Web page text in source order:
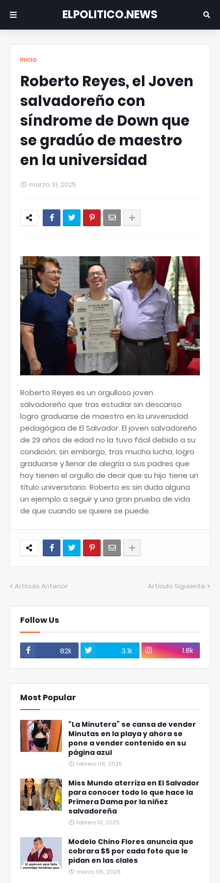
ELPOLITICO.NEWS
Inicio
Roberto Reyes, el Joven
salvadoreño con
síndrome de Down que
se gradúo de maestro
en la universidad
marzo 31, 2025
Roberto Reyes es un orgulloso joven
salvadoreño que tras estudiar sin descanso
logro graduarse de maestro en la universidad
pedagógica de El Salvador. El joven salvadoreño
de 29 años de edad no la tuvo fácil debido a su
condición; sin embargo, tras mucha lucha, logro
graduarse y llenar de alegría a sus padres que
hoy tienen el orgullo de decir que su hijo tiene un
título universitario. Roberto es sin duda alguna
un ejemplo a seguir y una gran prueba de vida
de que cuando se quiere se puede.
Artículo Anterior Artículo Siguiente
Follow Us
82k 3.1k 1.8k
Most Popular
“La Minutera” se cansa de vender
Minutas en la playa y ahora se
pone a vender contenido en su
página azul
febrero 06, 2025
Miss Mundo aterriza en El Salvador
para conocer todo lo que hace la
Primera Dama por la niñez
salvadoreña
febrero 10, 2025
Modelo Chino Flores anuncia que
cobrara $5 por cada foto que le
pidan en las clales
marzo 06, 2026